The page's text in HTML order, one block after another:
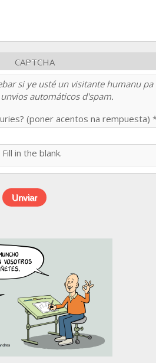
CAPTCHA
si ye usté un visitante humanu pa
automáticos d'spam.
(poner acentos na rempuesta)
Fill in the blank.